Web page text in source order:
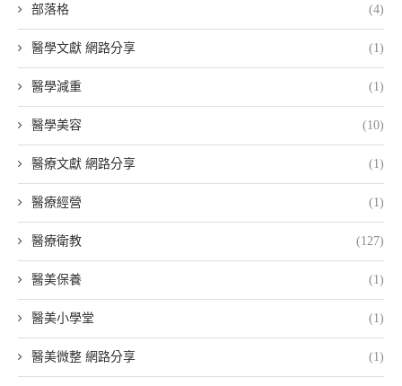
部落格 (4)
醫學文獻 網路分享 (1)
醫學減重 (1)
醫學美容 (10)
醫療文獻 網路分享 (1)
醫療經營 (1)
醫療衛教 (127)
醫美保養 (1)
醫美小學堂 (1)
醫美微整 網路分享 (1)